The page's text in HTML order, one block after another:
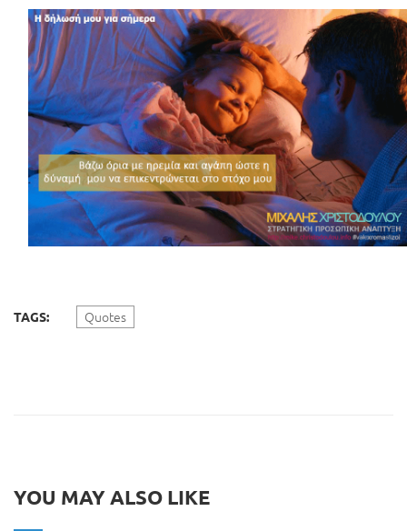
TAGS: Quotes
YOU MAY ALSO LIKE